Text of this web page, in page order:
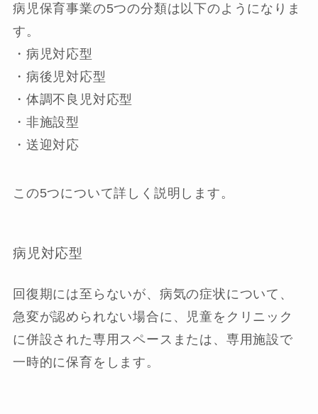
病児保育事業の5つの分類は以下のようになりま
す。
・病児対応型
・病後児対応型
・体調不良児対応型
・非施設型
・送迎対応
この5つについて詳しく説明します。
病児対応型
回復期には至らないが、病気の症状について、
急変が認められない場合に、児童をクリニック
に併設された専用スペースまたは、専用施設で
一時的に保育をします。